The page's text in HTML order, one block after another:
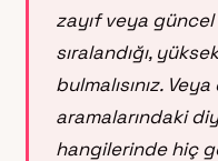
zayıf veya
sıralandığı,
bulmalısınız.
aramalarındaki
hangilerinde hiç